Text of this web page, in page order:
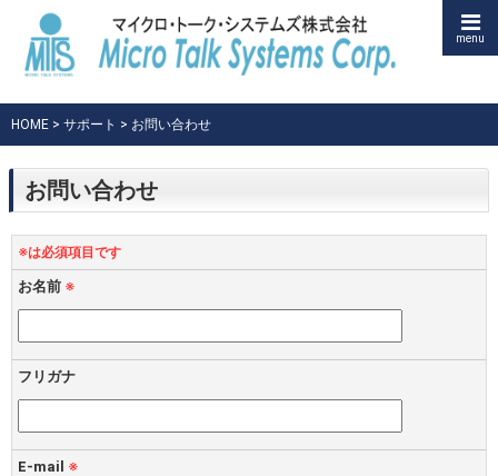
menu
HOME > サポート > お問い合わせ
お問い合わせ
※は必須項目です
お名前 ※
フリガナ
E-mail ※